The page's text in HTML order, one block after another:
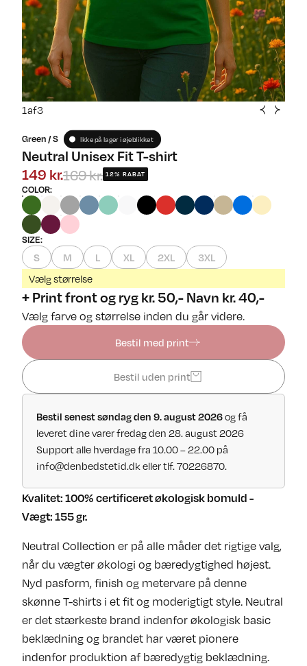
1af3
Green / S Ikke på lager i øjeblikket
Neutral Unisex Fit T-shirt
149 kr.169 kr. 12% RABAT
COLOR:
SIZE:
S M L XL 2XL 3XL
Vælg størrelse
+ Print front og ryg kr. 50,- Navn kr. 40,-
Vælg farve og størrelse inden du går videre.
Bestil med print
Bestil uden print
Bestil senest søndag den 9. august 2026og få
leveret dine varer fredag den 28. august 2026
Support alle hverdage fra 10.00 – 22.00 på
info@denbedstetid.dk eller tlf. 70226870.
Kvalitet: 100% certificeret økologisk bomuld -
Vægt: 155 gr.
Neutral Collection er på alle måder det rigtige valg,
når du vægter økologi og bæredygtighed højest.
Nyd pasform, finish og metervare på denne
skønne T-shirts i et fit og moderigtigt style. Neutral
er det stærkeste brand indenfor økologisk basic
beklædning og brandet har været pionere
indenfor produktion af bæredygtig beklædning.